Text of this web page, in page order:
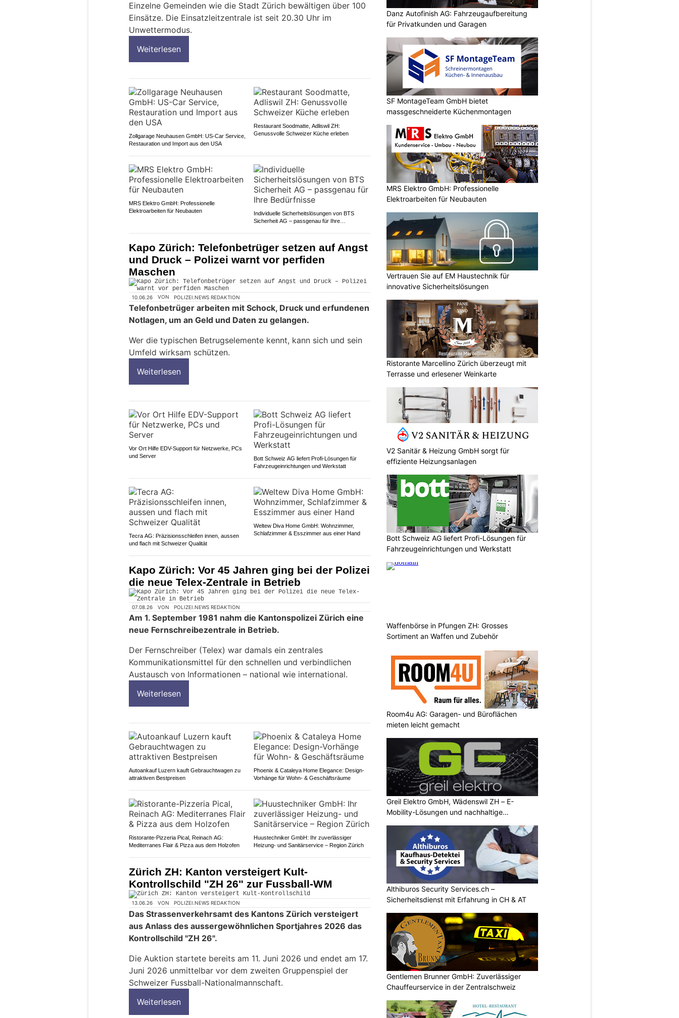
Einzelne Gemeinden wie die Stadt Zürich bewältigen über 100
Einsätze. Die Einsatzleitzentrale ist seit 20.30 Uhr im
Unwettermodus.
Weiterlesen
Zollgarage Neuhausen GmbH: US-Car Service,
Restauration und Import aus den USA
Restaurant Soodmatte, Adliswil ZH:
Genussvolle Schweizer Küche erleben
MRS Elektro GmbH: Professionelle
Elektroarbeiten für Neubauten
Individuelle Sicherheitslösungen von BTS
Sicherheit AG – passgenau für Ihre
Kapo Zürich: Telefonbetrüger setzen auf Angst
und Druck – Polizei warnt vor perfiden
Maschen
10.06.26 VON POLIZEI.NEWS REDAKTION
Telefonbetrüger arbeiten mit Schock, Druck und erfundenen
Notlagen, um an Geld und Daten zu gelangen.
Wer die typischen Betrugselemente kennt, kann sich und sein
Umfeld wirksam schützen.
Weiterlesen
Vor Ort Hilfe EDV-Support für Netzwerke, PCs
und Server
Bott Schweiz AG liefert Profi-Lösungen für
Fahrzeugeinrichtungen und Werkstatt
Tecra AG: Präzisionsschleifen innen, aussen
und flach mit Schweizer Qualität
Weltew Diva Home GmbH: Wohnzimmer,
Schlafzimmer & Esszimmer aus einer Hand
Kapo Zürich: Vor 45 Jahren ging bei der Polizei
die neue Telex-Zentrale in Betrieb
07.08.26 VON POLIZEI.NEWS REDAKTION
Am 1. September 1981 nahm die Kantonspolizei Zürich eine
neue Fernschreibezentrale in Betrieb.
Der Fernschreiber (Telex) war damals ein zentrales
Kommunikationsmittel für den schnellen und verbindlichen
Austausch von Informationen – national wie international.
Weiterlesen
Autoankauf Luzern kauft Gebrauchtwagen zu
attraktiven Bestpreisen
Phoenix & Cataleya Home Elegance: Design-
Vorhänge für Wohn- & Geschäftsräume
Ristorante-Pizzeria Pical, Reinach AG:
Mediterranes Flair & Pizza aus dem Holzofen
Huustechniker GmbH: Ihr zuverlässiger
Heizung- und Sanitärservice – Region Zürich
Zürich ZH: Kanton versteigert Kult-
Kontrollschild "ZH 26" zur Fussball-WM
13.06.26 VON POLIZEI.NEWS REDAKTION
Das Strassenverkehrsamt des Kantons Zürich versteigert
aus Anlass des aussergewöhnlichen Sportjahres 2026 das
Kontrollschild "ZH 26".
Die Auktion startete bereits am 11. Juni 2026 und endet am 17.
Juni 2026 unmittelbar vor dem zweiten Gruppenspiel der
Schweizer Fussball-Nationalmannschaft.
Weiterlesen
Danz Autofinish AG: Fahrzeugaufbereitung
für Privatkunden und Garagen
SF MontageTeam GmbH bietet
massgeschneiderte Küchenmontagen
MRS Elektro GmbH: Professionelle
Elektroarbeiten für Neubauten
Vertrauen Sie auf EM Haustechnik für
innovative Sicherheitslösungen
Ristorante Marcellino Zürich überzeugt mit
Terrasse und erlesener Weinkarte
V2 Sanitär & Heizung GmbH sorgt für
effiziente Heizungsanlagen
Bott Schweiz AG liefert Profi-Lösungen für
Fahrzeugeinrichtungen und Werkstatt
Waffenbörse in Pfungen ZH: Grosses
Sortiment an Waffen und Zubehör
Room4u AG: Garagen- und Büroflächen
mieten leicht gemacht
Greil Elektro GmbH, Wädenswil ZH – E-
Mobility-Lösungen und nachhaltige
Althiburos Security Services.ch –
Sicherheitsdienst mit Erfahrung in CH & AT
Gentlemen Brunner GmbH: Zuverlässiger
Chauffeurservice in der Zentralschweiz